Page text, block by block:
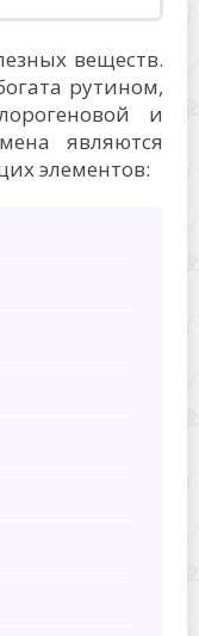
веществ.
рутином,
и
являются
элементов: